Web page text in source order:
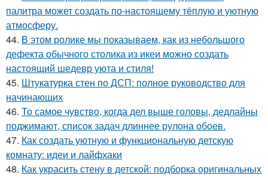
палитра может создать по-настоящему тёплую и уютную
атмосферу.
44. В этом ролике мы показываем, как из небольшого
дефекта обычного столика из икеи можно создать
настоящий шедевр уюта и стиля!
45. Штукатурка стен по ДСП: полное руководство для
начинающих
46. То самое чувство, когда дел выше головы, дедлайны
поджимают, список задач длиннее рулона обоев.
47. Как создать уютную и функциональную детскую
комнату: идеи и лайфхаки
48. Как украсить стену в детской: подборка оригинальных